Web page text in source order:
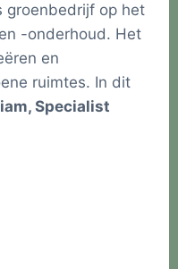
groenbedrijf op het
-onderhoud. Het
en
ruimtes. In dit
Specialist